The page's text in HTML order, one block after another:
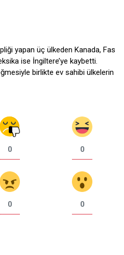
yapan üç ülkeden Kanada, Fas
ise İngiltere’ye kaybetti.
birlikte ev sahibi ülkelerin
0 0
0 0